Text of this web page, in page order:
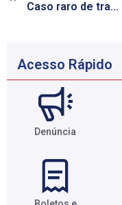
Caso raro de transmissão de HIV entre mulheres é divulgado nos EUA
Acesso Rápido
Denúncia